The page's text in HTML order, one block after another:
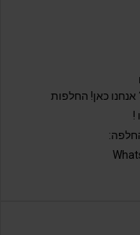
כאן! החלפות
!